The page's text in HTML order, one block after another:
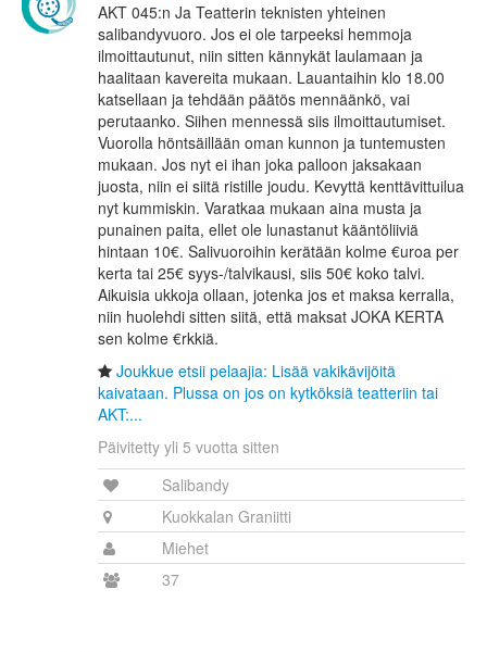
AKT 045:n Ja Teatterin teknisten yhteinen
salibandyvuoro. Jos ei ole tarpeeksi hemmoja
ilmoittautunut, niin sitten kännykät laulamaan ja
haalitaan kavereita mukaan. Lauantaihin klo 18.00
katsellaan ja tehdään päätös mennäänkö, vai
perutaanko. Siihen mennessä siis ilmoittautumiset.
Vuorolla höntsäillään oman kunnon ja tuntemusten
mukaan. Jos nyt ei ihan joka palloon jaksakaan
juosta, niin ei siitä ristille joudu. Kevyttä kenttävittuilua
nyt kummiskin. Varatkaa mukaan aina musta ja
punainen paita, ellet ole lunastanut kääntöliiviä
hintaan 10€. Salivuoroihin kerätään kolme €uroa per
kerta tai 25€ syys-/talvikausi, siis 50€ koko talvi.
Aikuisia ukkoja ollaan, jotenka jos et maksa kerralla,
niin huolehdi sitten siitä, että maksat JOKA KERTA
sen kolme €rkkiä.
Joukkue etsii pelaajia: Lisää vakikävijöitä
kaivataan. Plussa on jos on kytköksiä teatteriin tai
AKT:...
Päivitetty yli 5 vuotta sitten
Salibandy
Kuokkalan Graniitti
Miehet
37